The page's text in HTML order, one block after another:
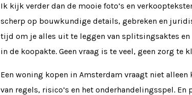
Ik kijk verder dan de mooie foto’s en
scherp op bouwkundige details, gebreken en
tijd om je alles uit te leggen van splitsingsaktes
in de koopakte. Geen vraag is te veel, geen zorg te
Een woning kopen in Amsterdam vraagt niet
van regels, risico’s en het onderhandelingsspel.